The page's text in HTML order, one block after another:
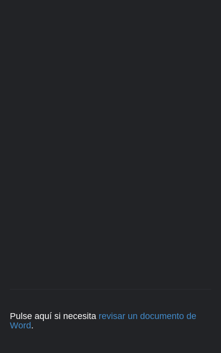
Pulse aquí si necesita revisar un documento de
Word.